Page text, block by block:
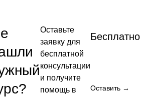
Оставьте
заявку для
бесплатной
консультации
и получите
помощь в
Бесплатно
Оставить →